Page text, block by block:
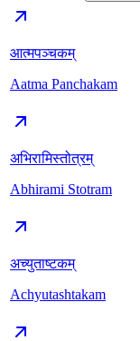
आत्मपञ्चकम्
Aatma Panchakam
अभिरामिस्तोत्रम्
Abhirami Stotram
अच्युताष्टकम्
Achyutashtakam